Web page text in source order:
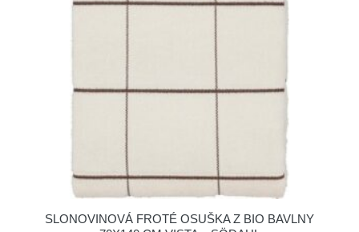
SLONOVINOVÁ FROTÉ OSUŠKA Z BIO BAVLNY